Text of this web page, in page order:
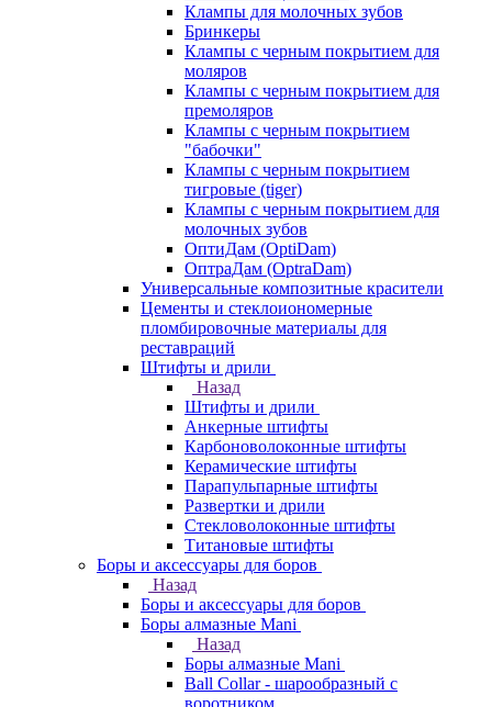
Клампы для молочных зубов
Бринкеры
Клампы с черным покрытием для
моляров
Клампы с черным покрытием для
премоляров
Клампы с черным покрытием
"бабочки"
Клампы с черным покрытием
тигровые (tiger)
Клампы с черным покрытием для
молочных зубов
ОптиДам (OptiDam)
ОптраДам (OptraDam)
Универсальные композитные красители
Цементы и стеклоиономерные
пломбировочные материалы для
реставраций
Штифты и дрили
Назад
Штифты и дрили
Анкерные штифты
Карбоноволоконные штифты
Керамические штифты
Парапульпарные штифты
Развертки и дрили
Стекловолоконные штифты
Титановые штифты
Боры и аксессуары для боров
Назад
Боры и аксессуары для боров
Боры алмазные Mani
Назад
Боры алмазные Mani
Ball Collar - шарообразный c
воротником